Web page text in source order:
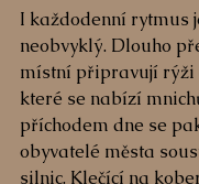
I každodenní rytmus
neobvyklý. Dlouho
místní připravují rýži
které se nabízí
příchodem dne se
obyvatelé města
silnic. Klečící na